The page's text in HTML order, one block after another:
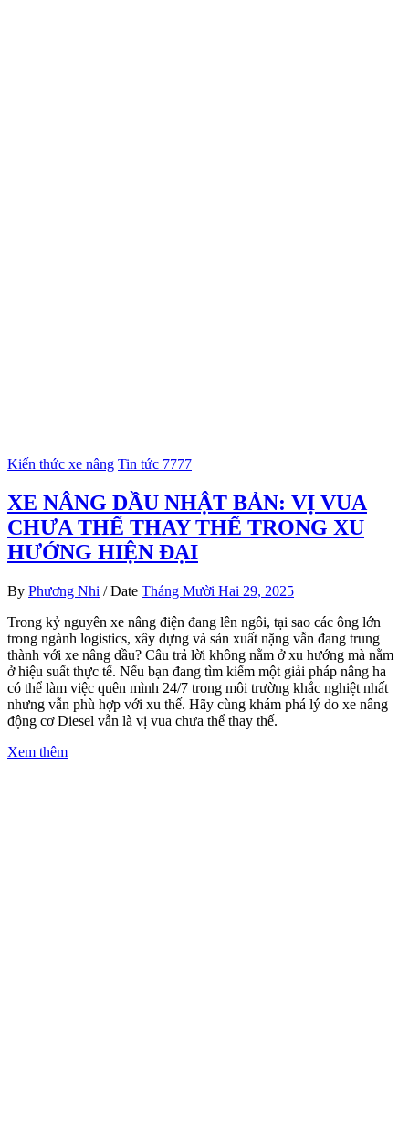
Kiến thức xe nâng Tin tức 7777
XE NÂNG DẦU NHẬT BẢN: VỊ VUA
CHƯA THỂ THAY THẾ TRONG XU
HƯỚNG HIỆN ĐẠI
By Phương Nhi / Date Tháng Mười Hai 29, 2025
Trong kỷ nguyên xe nâng điện đang lên ngôi, tại sao các ông lớn
trong ngành logistics, xây dựng và sản xuất nặng vẫn đang trung
thành với xe nâng dầu? Câu trả lời không nằm ở xu hướng mà nằm
ở hiệu suất thực tế. Nếu bạn đang tìm kiếm một giải pháp nâng ha
có thể làm việc quên mình 24/7 trong môi trường khắc nghiệt nhất
nhưng vẫn phù hợp với xu thế. Hãy cùng khám phá lý do xe nâng
động cơ Diesel vẫn là vị vua chưa thể thay thế.
Xem thêm